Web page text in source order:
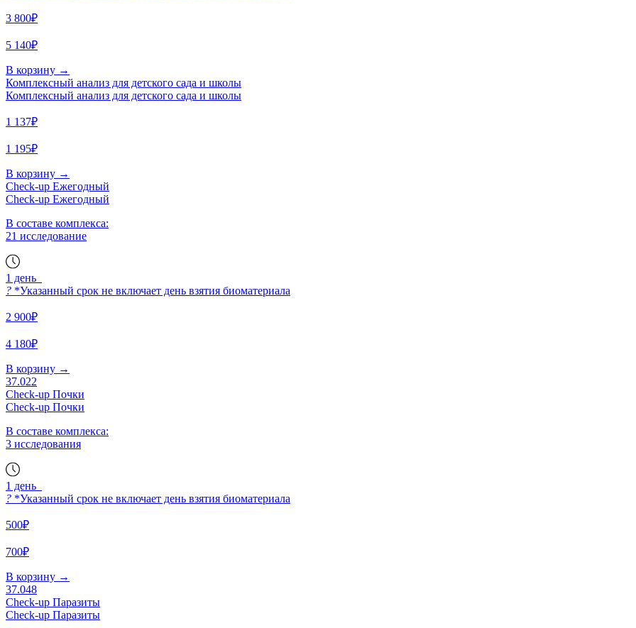
3 800₽
5 140₽
В корзину →
Комплексный анализ для детского сада и школы
Комплексный анализ для детского сада и школы
1 137₽
1 195₽
В корзину →
Check-up Ежегодный
Check-up Ежегодный
В составе комплекса:
21 исследование
1 день
? *Указанный срок не включает день взятия биоматериала
2 900₽
4 180₽
В корзину →
37.022
Check-up Почки
Check-up Почки
В составе комплекса:
3 исследования
1 день
? *Указанный срок не включает день взятия биоматериала
500₽
700₽
В корзину →
37.048
Check-up Паразиты
Check-up Паразиты